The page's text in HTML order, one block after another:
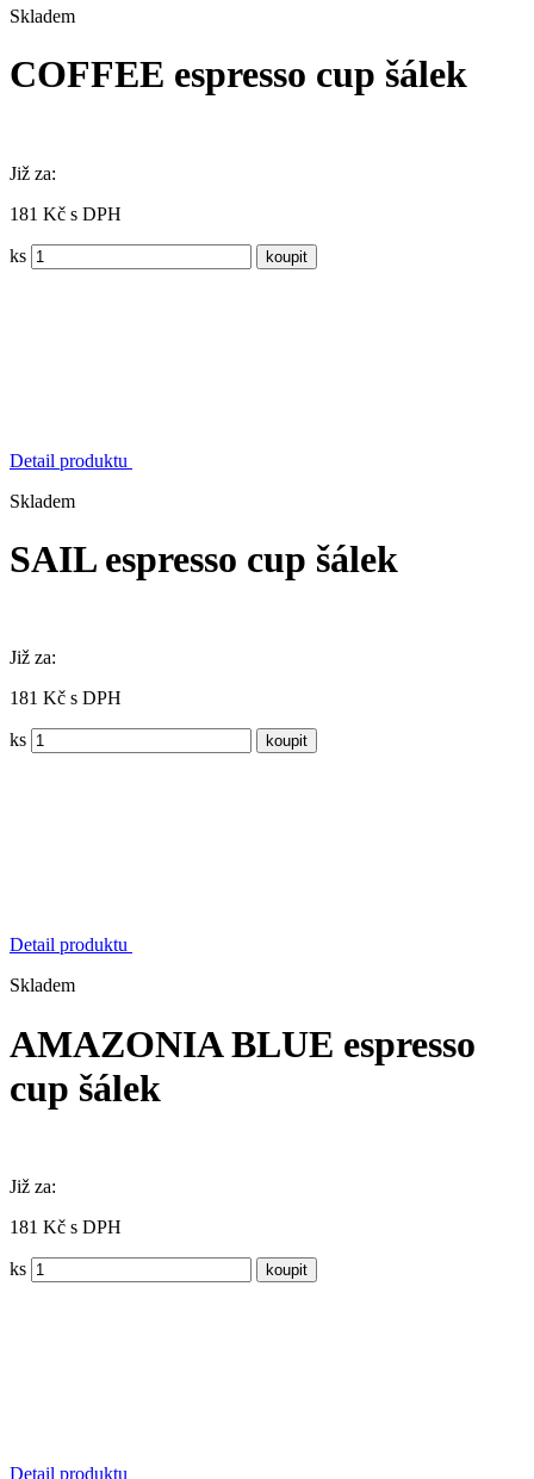
Skladem
COFFEE espresso cup šálek
Již za:
181 Kč s DPH
ks
Detail produktu
Skladem
SAIL espresso cup šálek
Již za:
181 Kč s DPH
ks
Detail produktu
Skladem
AMAZONIA BLUE espresso
cup šálek
Již za:
181 Kč s DPH
ks
Detail produktu